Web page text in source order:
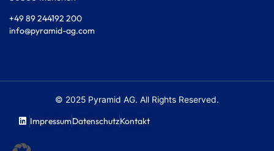
+49 89 244192 200
info@pyramid-ag.com
© 2025 Pyramid AG. All Rights Reserved.
ImpressumDatenschutzKontakt